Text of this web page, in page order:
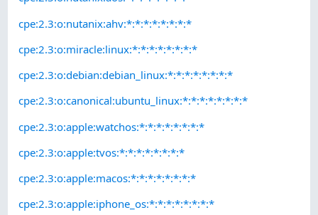
cpe:2.3:o:nutanix:ahv:*:*:*:*:*:*:*:*
cpe:2.3:o:miracle:linux:*:*:*:*:*:*:*:*
cpe:2.3:o:debian:debian_linux:*:*:*:*:*:*:*:*
cpe:2.3:o:canonical:ubuntu_linux:*:*:*:*:*:*:*:*
cpe:2.3:o:apple:watchos:*:*:*:*:*:*:*:*
cpe:2.3:o:apple:tvos:*:*:*:*:*:*:*:*
cpe:2.3:o:apple:macos:*:*:*:*:*:*:*:*
cpe:2.3:o:apple:iphone_os:*:*:*:*:*:*:*:*